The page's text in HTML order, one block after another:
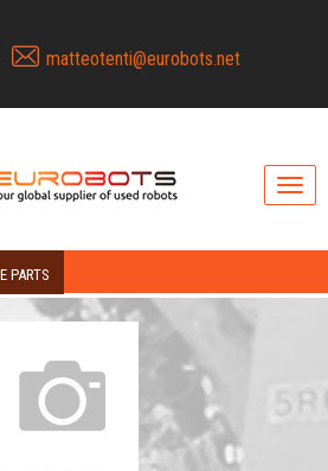
matteotenti@eurobots.net
PARTS